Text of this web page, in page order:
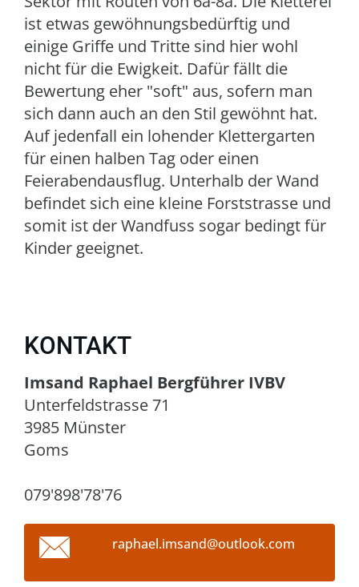
ist etwas gewöhnungsbedürftig und
einige Griffe und Tritte sind hier wohl
nicht für die Ewigkeit. Dafür fällt die
Bewertung eher "soft" aus, sofern man
sich dann auch an den Stil gewöhnt hat.
Auf jedenfall ein lohender Klettergarten
für einen halben Tag oder einen
Feierabendausflug. Unterhalb der Wand
befindet sich eine kleine Forststrasse und
somit ist der Wandfuss sogar bedingt für
Kinder geeignet.
KONTAKT
Imsand Raphael Bergführer IVBV
Unterfeldstrasse 71
3985 Münster
Goms
079'898'78'76
raphael.imsand@outlook.com